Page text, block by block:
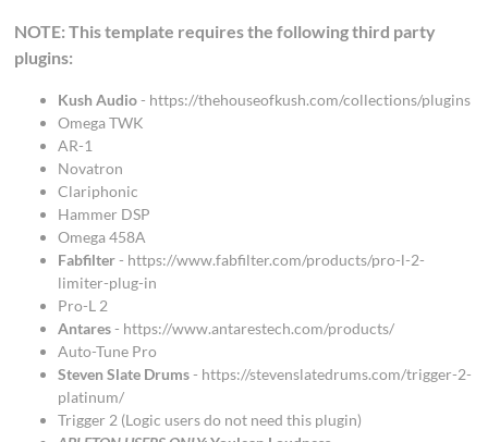
NOTE: This template requires the following third party
plugins:
Kush Audio- https://thehouseofkush.com/collections/plugins
Omega TWK
AR-1
Novatron
Clariphonic
Hammer DSP
Omega 458A
Fabfilter- https://www.fabfilter.com/products/pro-l-2-
limiter-plug-in
Pro-L 2
Antares- https://www.antarestech.com/products/
Auto-Tune Pro
Steven Slate Drums- https://stevenslatedrums.com/trigger-2-
platinum/
Trigger 2 (Logic users do not need this plugin)